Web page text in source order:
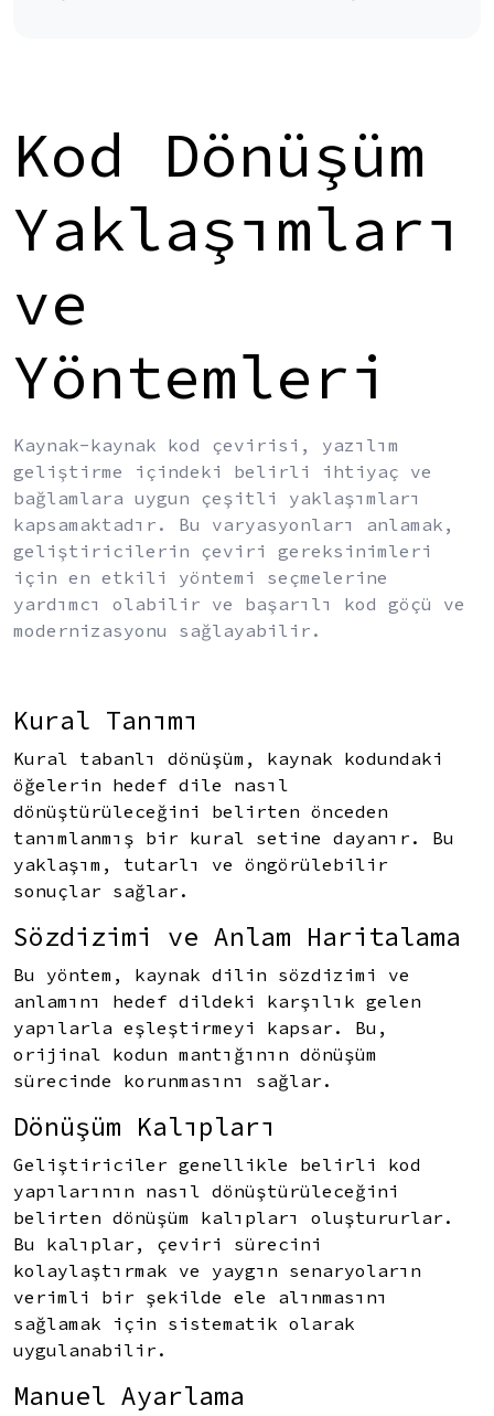
Kod Dönüşüm
Yaklaşımları
ve
Yöntemleri
Kaynak-kaynak kod çevirisi, yazılım
geliştirme içindeki belirli ihtiyaç ve
bağlamlara uygun çeşitli yaklaşımları
kapsamaktadır. Bu varyasyonları anlamak,
geliştiricilerin çeviri gereksinimleri
için en etkili yöntemi seçmelerine
yardımcı olabilir ve başarılı kod göçü ve
modernizasyonu sağlayabilir.
Kural Tanımı
Kural tabanlı dönüşüm, kaynak kodundaki
öğelerin hedef dile nasıl
dönüştürüleceğini belirten önceden
tanımlanmış bir kural setine dayanır. Bu
yaklaşım, tutarlı ve öngörülebilir
sonuçlar sağlar.
Sözdizimi ve Anlam Haritalama
Bu yöntem, kaynak dilin sözdizimi ve
anlamını hedef dildeki karşılık gelen
yapılarla eşleştirmeyi kapsar. Bu,
orijinal kodun mantığının dönüşüm
sürecinde korunmasını sağlar.
Dönüşüm Kalıpları
Geliştiriciler genellikle belirli kod
yapılarının nasıl dönüştürüleceğini
belirten dönüşüm kalıpları oluştururlar.
Bu kalıplar, çeviri sürecini
kolaylaştırmak ve yaygın senaryoların
verimli bir şekilde ele alınmasını
sağlamak için sistematik olarak
uygulanabilir.
Manuel Ayarlama